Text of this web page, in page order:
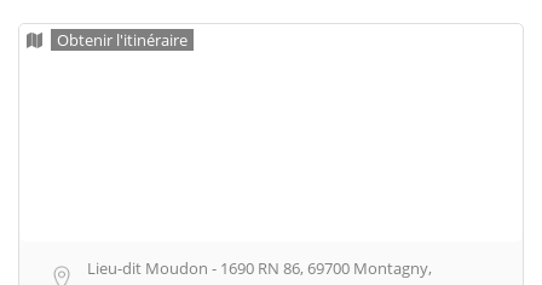
Obtenir l'itinéraire
Lieu-dit Moudon - 1690 RN 86, 69700 Montagny,